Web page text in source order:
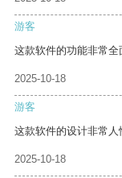
游客
这款软件的功能非常全
2025-10-18
游客
这款软件的设计非常人
2025-10-18